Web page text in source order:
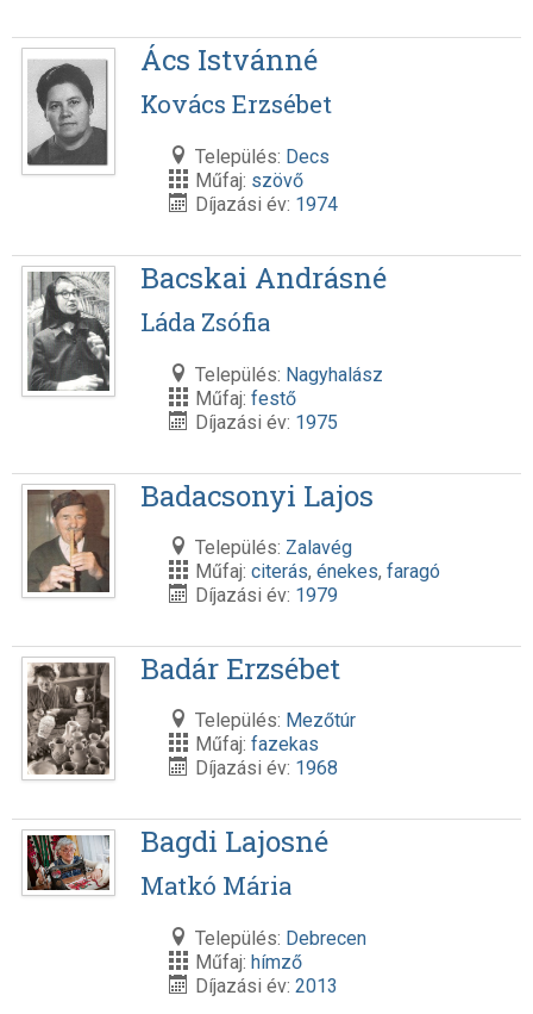
Ács Istvánné
Kovács Erzsébet
Település: Decs
Műfaj: szövő
Díjazási év: 1974
Bacskai Andrásné
Láda Zsófia
Település: Nagyhalász
Műfaj: festő
Díjazási év: 1975
Badacsonyi Lajos
Település: Zalavég
Műfaj: citerás, énekes, faragó
Díjazási év: 1979
Badár Erzsébet
Település: Mezőtúr
Műfaj: fazekas
Díjazási év: 1968
Bagdi Lajosné
Matkó Mária
Település: Debrecen
Műfaj: hímző
Díjazási év: 2013